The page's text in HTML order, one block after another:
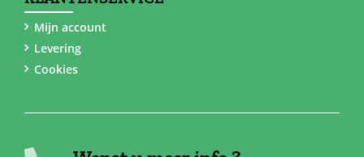
Mijn account
Levering
Cookies